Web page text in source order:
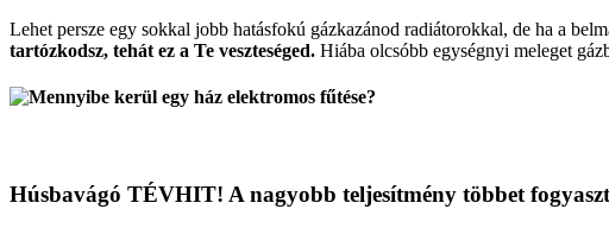
Lehet persze egy sokkal jobb hatásfokú gázkazánod radiátorokkal, de ha a
tartózkodsz, tehát ez a Te veszteséged. Hiába olcsóbb egységnyi meleget
Húsbavágó TÉVHIT! A nagyobb teljesítmény többet